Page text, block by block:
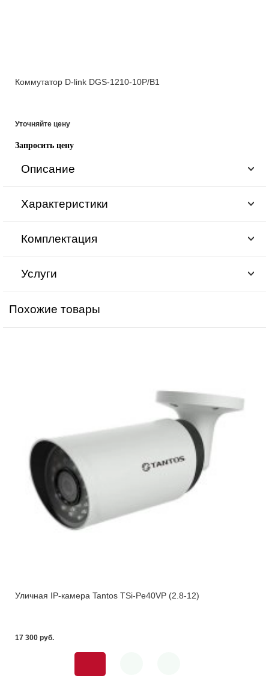
Коммутатор D-link DGS-1210-10P/B1
Уточняйте цену
Запросить цену
Описание
Характеристики
Комплектация
Услуги
Похожие товары
Уличная IP-камера Tantos TSi-Pe40VP (2.8-12)
17 300 pуб.